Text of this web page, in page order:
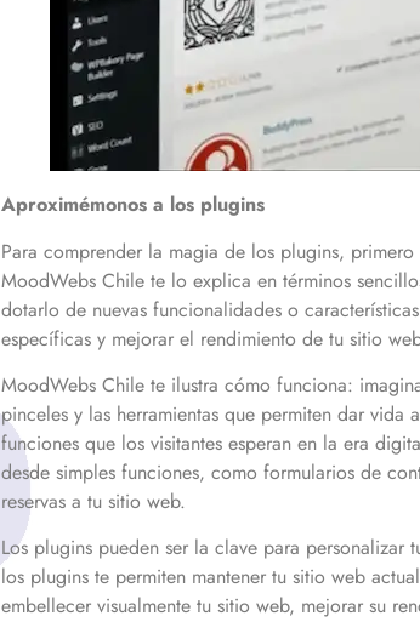
Aproximémonos a los plugins
Para comprender la magia de los plugins,
MoodWebs Chile te lo explica en términos
dotarlo de nuevas funcionalidades o
específicas y mejorar el rendimiento de tu sitio
MoodWebs Chile te ilustra cómo funciona:
pinceles y las herramientas que permiten dar
funciones que los visitantes esperan en la era
desde simples funciones, como formularios de
reservas a tu sitio web.
Los plugins pueden ser la clave para personalizar
los plugins te permiten mantener tu sitio web
embellecer visualmente tu sitio web, mejorar su